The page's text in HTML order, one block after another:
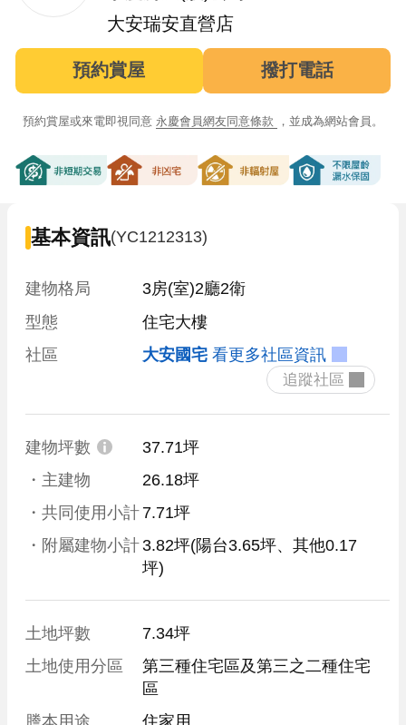
大安瑞安直營店
預約賞屋 撥打電話
預約賞屋或來電即視同意 永慶會員網友同意條款 ，並成為網站會員。
基本資訊(YC1212313)
建物格局
3房(室)2廳2衛
型態
住宅大樓
社區
大安國宅 看更多社區資訊
建物坪數
37.71坪
・主建物
26.18坪
・共同使用小計 7.71坪
・附屬建物小計 3.82坪(陽台3.65坪、其他0.17
坪)
土地坪數
7.34坪
土地使用分區
第三種住宅區及第三之二種住宅
區
謄本用途
住家用